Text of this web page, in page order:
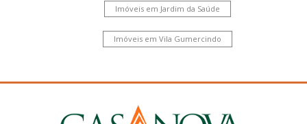
Imóveis em Jardim da Saúde
Imóveis em Vila Gumercindo